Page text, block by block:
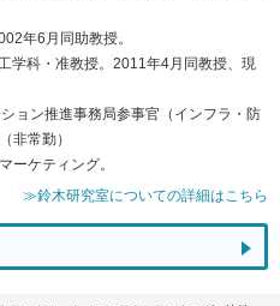
年6月同助教授。
学科・准教授。2011年4月同教授、現
ョン推進事務局参事官（インフラ・防
非常勤）
ーケティング。
≫鈴木研究室についての詳細はこちら